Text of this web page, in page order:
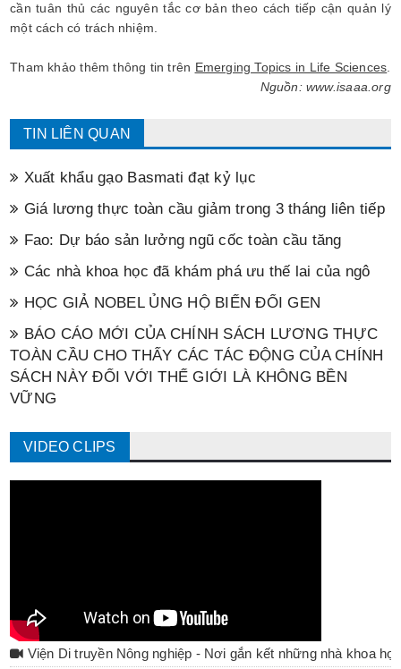
cần tuân thủ các nguyên tắc cơ bản theo cách tiếp cận quản lý
một cách có trách nhiệm.
Tham khảo thêm thông tin trên Emerging Topics in Life Sciences
Nguồn: www.isaaa.org
TIN LIÊN QUAN
Xuất khẩu gạo Basmati đạt kỷ lục
Giá lương thực toàn cầu giảm trong 3 tháng liên tiếp
Fao: Dự báo sản lưởng ngũ cốc toàn cầu tăng
Các nhà khoa học đã khám phá ưu thế lai của ngô
HỌC GIẢ NOBEL ỦNG HỘ BIẾN ĐỔI GEN
BÁO CÁO MỚI CỦA CHÍNH SÁCH LƯƠNG THỰC
TOÀN CẦU CHO THẤY CÁC TÁC ĐỘNG CỦA CHÍNH
SÁCH NÀY ĐỐI VỚI THẾ GIỚI LÀ KHÔNG BỀN
VỮNG
VIDEO CLIPS
Viện Di truyền Nông nghiệp - Nơi gắn kết những nhà khoa học